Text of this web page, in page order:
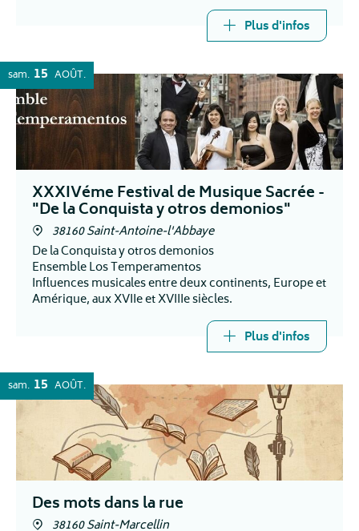
Plus d'infos
sam. 15 AOÛT
XXXIVéme Festival de Musique Sacrée -
"De la Conquista y otros demonios"
38160 Saint-Antoine-l'Abbaye
De la Conquista y otros demonios
Ensemble Los Temperamentos
Influences musicales entre deux continents, Europe et
Amérique, aux XVIIe et XVIIIe siècles.
Plus d'infos
sam. 15 AOÛT
Des mots dans la rue
38160 Saint-Marcellin